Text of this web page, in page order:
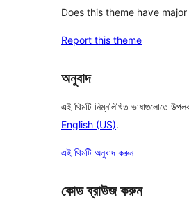
Does this theme have major
Report this theme
অনুবাদ
এই থিমটি নিম্নলিখিত ভাষাগুলোতে
English (US).
এই থিমটি অনুবাদ করুন
কোড ব্রাউজ করুন